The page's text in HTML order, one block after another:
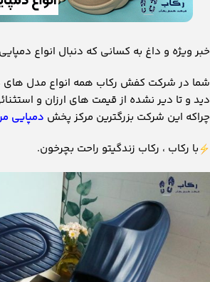
خبر ویژه و داغ به کسانی که دنبال انواع
شما در شرکت کفش رکاب همه انواع مدل های
دید و تا دیر نشده از قیمت های ارزان و
چراکه این شرکت بزرگترین مرکز پخش دمپایی
با رکاب ، رکاب زندگیتو راحت بچرخون.